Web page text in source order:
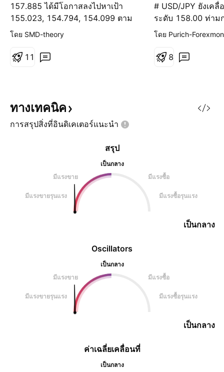
157.885 ได้มีโอกาสลงไปหาเป้า
155.023, 154.794, 154.099 ตาม
ลำดับ
โดย SMD-theory
1 1
# USD/JPY ยังเค
ระดับ 158.00 ท่าม
จากดอลลาร์ และก
Overview) คู่เงิน
นับตั้งแต่เดือนพฤษ
สัปดาห์ แต่แรงรีบา
โดย Purich-
8
ทางเทคนิค
การสรุปสิ่งที่อินดิเคเตอร์แนะนำ
Oscillators
เป็นกลาง
มีแรงขาย
มีแรงซื้อ
มีแรงขายรุนแรง มีแรงซื้อรุนแรง
เป็นกลาง
สรุป
เป็นกลาง
มีแรงขาย
มีแรงซื้อ
มีแรงขายรุนแรง มีแรงซื้อรุนแรง
เป็นกลาง
ค่าเฉลี่ยเคลื่อนที่
เป็นกลาง